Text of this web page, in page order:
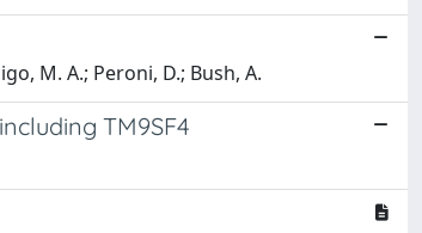
M. A.; Peroni, D.; Bush, A.
TM9SF4